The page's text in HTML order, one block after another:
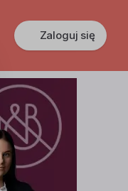
Zaloguj się